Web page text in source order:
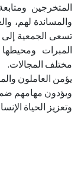
المتخرجين
والمساندة لهم،
تسعى الجمعية
المبرات
مختلف المجالات.
يؤمن العاملون
ويؤدون مهامهم
وتعزيز الحياة